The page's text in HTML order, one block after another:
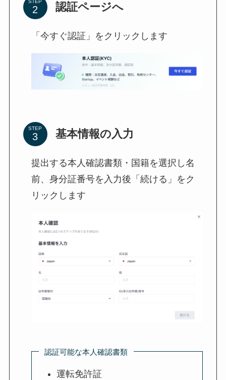
STEP 認証ページへ
「今すぐ認証」をクリックします
STEP 基本情報の入力
提出する本人確認書類・国籍を選択し名
前、身分証番号を入力後「続ける」をク
リックします
認証可能な本人確認書類
運転免許証